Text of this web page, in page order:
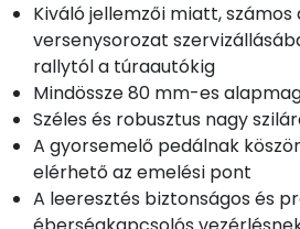
Kiváló jellemzői miatt, számos
versenysorozat
rallytól a túraautókig
Mindössze 80 mm-es
Széles és robusztus nagy
A gyorsemelő pedálnak
elérhető az emelési pont
A leeresztés biztonságos és